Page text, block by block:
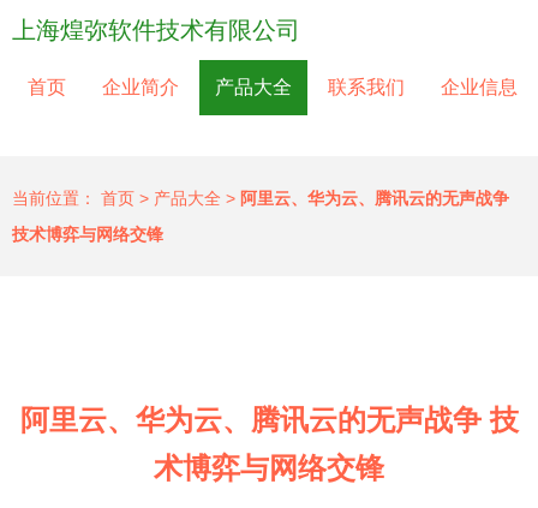
上海煌弥软件技术有限公司
首页 企业简介 产品大全 联系我们 企业信息
当前位置： 首页 > 产品大全 > 阿里云、华为云、腾讯云的无声战争
技术博弈与网络交锋
阿里云、华为云、腾讯云的无声战争 技
术博弈与网络交锋